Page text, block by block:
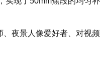
、夜景人像爱好者、对视频